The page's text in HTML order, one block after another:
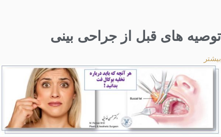
توصیه های قبل از جراحی بینی
بیشتر